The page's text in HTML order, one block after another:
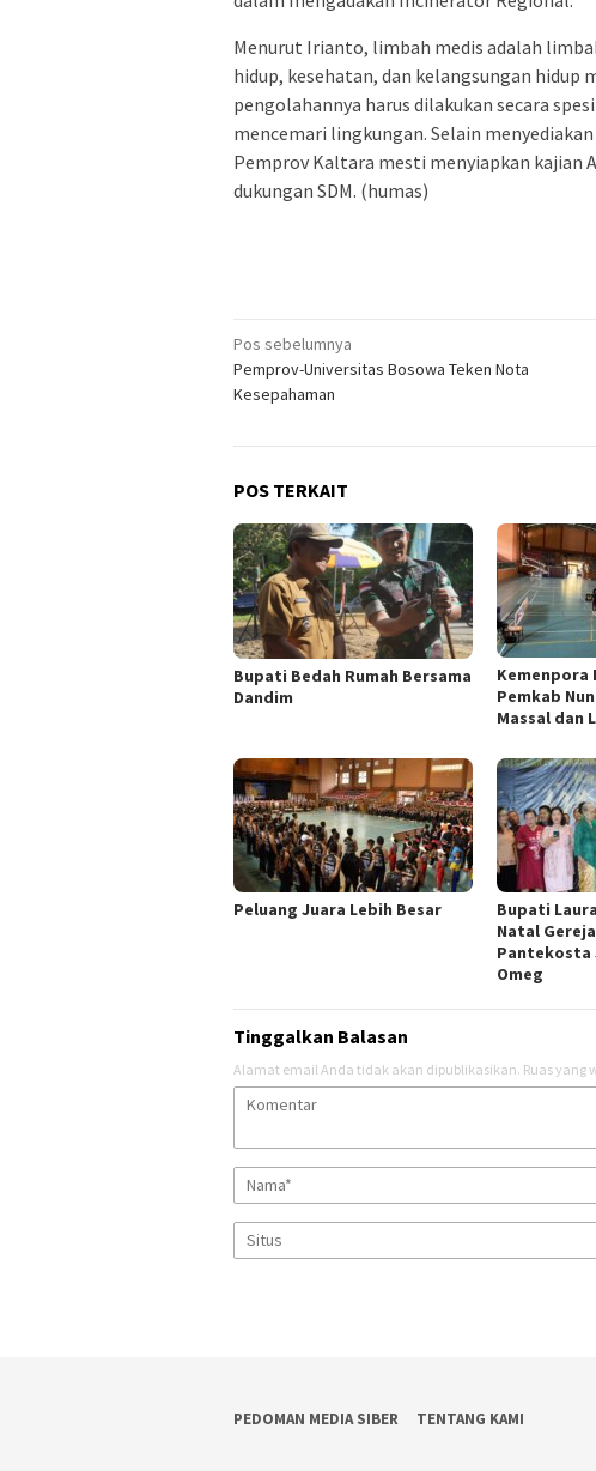
Menurut Irianto, limbah medis adalah
hidup, kesehatan, dan kelangsungan hidup
pengolahannya harus dilakukan secara
mencemari lingkungan. Selain
Pemprov Kaltara mesti menyiapkan kajian
dukungan SDM. (humas)
Navigasi
pos
Pos sebelumnya
Pemprov-Universitas Bosowa Teken Nota
Kesepahaman
POS TERKAIT
Bupati Bedah Rumah Bersama
Dandim
Kemenpora
Pemkab
Massal dan
Peluang Juara Lebih Besar
Bupati
Natal
Pantekosta
Omeg
Tinggalkan Balasan
Alamat email Anda tidak akan dipublikasikan. Ruas yang
PEDOMAN MEDIA SIBER TENTANG KAMI